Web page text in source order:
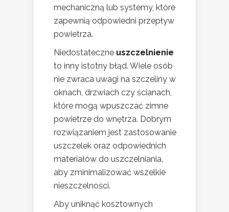
mechaniczną lub systemy, które
zapewnią odpowiedni przepływ
powietrza.
Niedostateczne uszczelnienie
to inny istotny błąd. Wiele osób
nie zwraca uwagi na szczeliny w
oknach, drzwiach czy ścianach,
które mogą wpuszczać zimne
powietrze do wnętrza. Dobrym
rozwiązaniem jest zastosowanie
uszczelek oraz odpowiednich
materiałów do uszczelniania,
aby zminimalizować wszelkie
nieszczelności.
Aby uniknąć kosztownych